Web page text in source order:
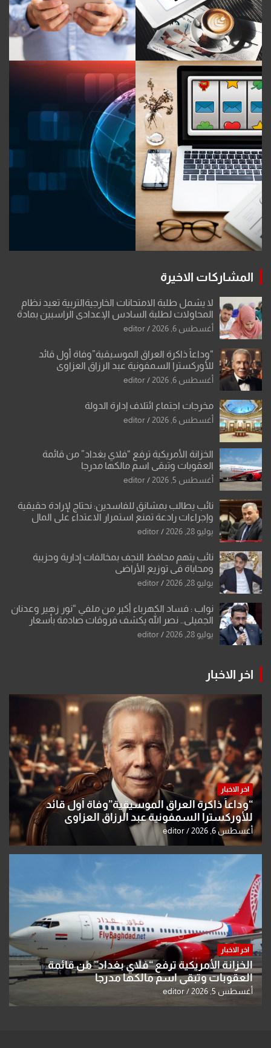
المشاركات الاخيرة
لا يشمل طلبة الامتحانات الخارجيةالتربية تعيد نظام
المحاولات لطلبة السادس الإعدادي الراسبين بمادة
أو مادتين
أغسطس 6, 2026 editor
“وداعاً ذاكرة العراق الموسيقية”وفاة أول قائد
للأوركسترا السمفونية عبد الرزاق العزاوي
أغسطس 6, 2026 editor
مخرجات اجتماع ائتلاف إدارة الدولة
أغسطس 6, 2026 editor
الخزانة الأمريكية ترفع “فلاي بغداد” من قائمة
العقوبات وتبقي اسم مالكها مدرجا
أغسطس 5, 2026 editor
نائب يطالب بمشانق للفاسدين: نحتاج لإرادة حقيقية
وإجراءات رادعة تمنع استمرار الاعتداء على المال
العام”.
يوليو 28, 2026 editor
نائب يتهم محافظ النجف بمخالفات إدارية وحزبية
ومحاباة في توزيع الأراضي
يوليو 28, 2026 editor
نواب : فساد الكهرباء أكبر من ملفي “نور زهير وعدنان
الجميلي.. نصر الله يكشف فروقات صادمة بأسعار
معدات الكهرباء وعقودها
يوليو 28, 2026 editor
اخر الاخبار
اخر الاخبار
“وداعاً ذاكرة العراق الموسيقية”وفاة أول قائد
للأوركسترا السمفونية عبد الرزاق العزاوي
أغسطس 6, 2026 editor
اخر الاخبار
الخزانة الأمريكية ترفع “فلاي بغداد” من قائمة
العقوبات وتبقي اسم مالكها مدرجا
أغسطس 5, 2026 editor